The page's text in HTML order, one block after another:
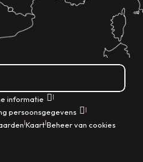
informatie |
persoonsgegevens |
|Kaart|Beheer van cookies